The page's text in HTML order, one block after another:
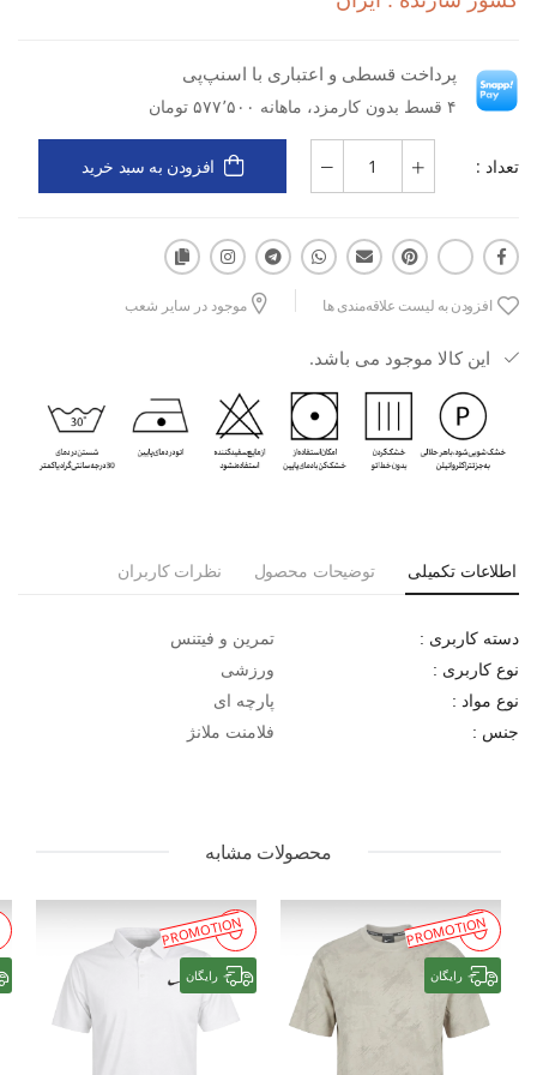
نوع مواد: پارچه‌ای
جنس: فلامنت ملانژ
ورزشی
کاربرد: باشگاه، فیتنس، تمرینات هوازی، حرکات کششی و فعالیت‌های
سبک ورزشی
پرداخت قسطی و اعتباری با اسنپ‌پی
۴ قسط بدون کارمزد، ماهانه ۵۷۷٬۵۰۰ تومان
تعداد : افزودن به سبد خرید
افزودن به لیست علاقه‌مندی ها موجود در سایر شعب
این کالا موجود می باشد.
اطلاعات تکمیلی توضیحات محصول نظرات کاربران
دسته کاربری : تمرین و فیتنس
نوع کاربری : ورزشی
نوع مواد : پارچه ای
جنس : فلامنت ملانژ
محصولات مشابه
PROMOTION
رایگان
PROMOTION
رایگان